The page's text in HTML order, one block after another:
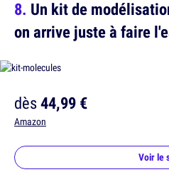
Un kit de
on arrive juste à faire
dès44,99 €
Amazon
Voir le